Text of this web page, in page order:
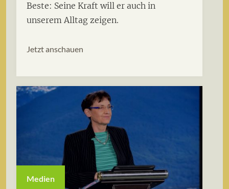
Beste: Seine Kraft will er auch in
unserem Alltag zeigen.
Jetzt anschauen
Medien